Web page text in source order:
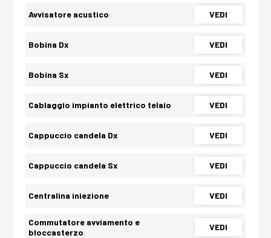
Avvisatore acustico VEDI
Bobina Dx VEDI
Bobina Sx VEDI
Cablaggio impianto elettrico telaio VEDI
Cappuccio candela Dx VEDI
Cappuccio candela Sx VEDI
Centralina iniezione VEDI
Commutatore avviamento e
bloccasterzo
VEDI